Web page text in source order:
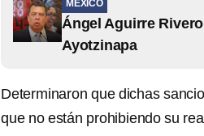
MÉXICO
Ángel Aguirre
Ayotzinapa
Determinaron que dichas
que no están prohibiendo su